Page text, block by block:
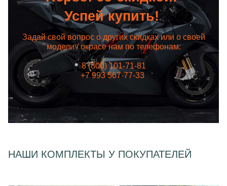
Успей купить!
Задай свой вопрос о других скидках или о своей
модели / окрасе нам по телефонам:
8 (800) 101-71-81
+7 993 567-77-33
НАШИ КОМПЛЕКТЫ У ПОКУПАТЕЛЕЙ